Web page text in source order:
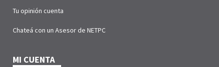
Tu opinión cuenta
Chateá con un Asesor de NETPC
MI CUENTA